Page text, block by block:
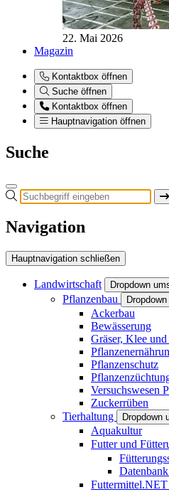
22. Mai 2026
Magazin
Kontaktbox öffnen
Suche öffnen
Kontaktbox öffnen
Hauptnavigation öffnen
Suche
Navigation
Hauptnavigation schließen
Landwirtschaft Dropdown
Pflanzenbau
Ackerbau
Bewässerung
Gräser, Klee
Pflanzenschutz
Versuchswesen
Zuckerrüben
Tierhaltung
Dropdown
Aquakultur
Futter und
Futtermittel.NET